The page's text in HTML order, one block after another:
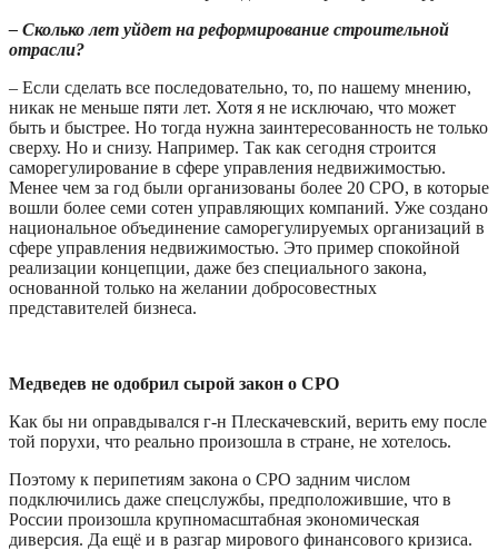
– Сколько лет уйдет на реформирование строительной
отрасли?
– Если сделать все последовательно, то, по нашему мнению,
никак не меньше пяти лет. Хотя я не исключаю, что может
быть и быстрее. Но тогда нужна заинтересованность не только
сверху. Но и снизу. Например. Так как сегодня строится
саморегулирование в сфере управления недвижимостью.
Менее чем за год были организованы более 20 СРО, в которые
вошли более семи сотен управляющих компаний. Уже создано
национальное объединение саморегулируемых организаций в
сфере управления недвижимостью. Это пример спокойной
реализации концепции, даже без специального закона,
основанной только на желании добросовестных
представителей бизнеса.
Медведев не одобрил сырой закон о СРО
Как бы ни оправдывался г-н Плескачевский, верить ему после
той порухи, что реально произошла в стране, не хотелось.
Поэтому к перипетиям закона о СРО задним числом
подключились даже спецслужбы, предположившие, что в
России произошла крупномасштабная экономическая
диверсия. Да ещё и в разгар мирового финансового кризиса.